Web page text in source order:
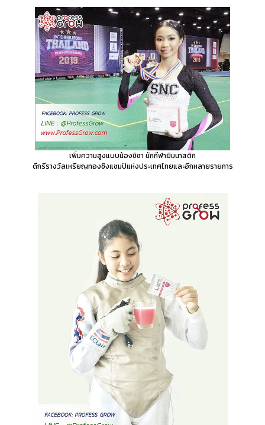
เพิ่มความสูงแบบน้องชิชา นักกีฬายิมนาสติก
ดีกรีรางวัลเหรียญทองชิงแชมป์แห่งประเทศไทยและอีกหลายรายการ